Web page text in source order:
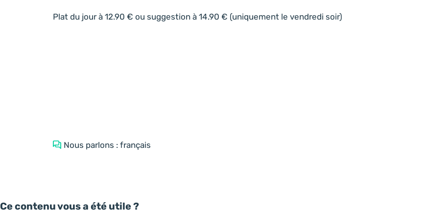
Plat du jour à 12.90 € ou suggestion à 14.90 € (uniquement le vendredi soir)
Nous parlons : français
Ce contenu vous a été utile ?